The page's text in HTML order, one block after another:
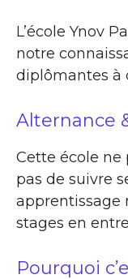
L’école Ynov
notre
diplômantes à
Alternance
Cette école ne
pas de suivre
apprentissage
stages en
Pourquoi